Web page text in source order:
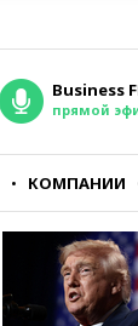
Business
прямой
КОМПАНИИ